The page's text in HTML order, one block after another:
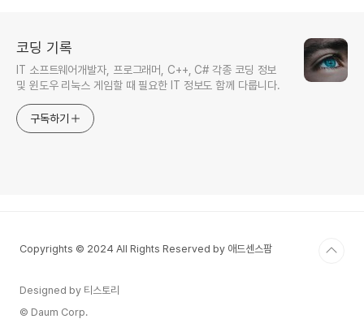
코딩 기록
IT 소프트웨어개발자, 프로그래머, C++, C# 각종 코딩 정보
및 윈도우 리눅스 게임할 때 필요한 IT 정보도 함께 다룹니다.
구독하기
Copyrights © 2024 All Rights Reserved by 애드센스팜
Designed by 티스토리
© Daum Corp.